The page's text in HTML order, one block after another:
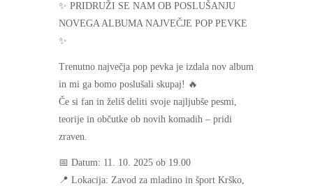
✨ PRIDRUŽI SE NAM OB POSLUŠANJU
NOVEGA ALBUMA NAJVEČJE POP PEVKE
✨
Trenutno največja pop pevka je izdala nov album
in mi ga bomo poslušali skupaj! 🔥
Če si fan in želiš deliti svoje najljubše pesmi,
teorije in občutke ob novih komadih – pridi
zraven.
📅 Datum: 11. 10. 2025 ob 19.00
📍 Lokacija: Zavod za mladino in šport Krško,